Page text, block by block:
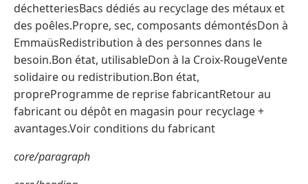
déchetteriesBacs dédiés au recyclage des métaux et
des poêles.Propre, sec, composants démontésDon à
EmmaüsRedistribution à des personnes dans le
besoin.Bon état, utilisableDon à la Croix-RougeVente
solidaire ou redistribution.Bon état,
propreProgramme de reprise fabricantRetour au
fabricant ou dépôt en magasin pour recyclage +
avantages.Voir conditions du fabricant
core/paragraph